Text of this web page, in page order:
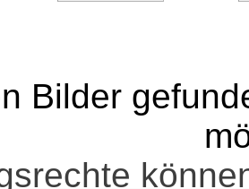
Bilder